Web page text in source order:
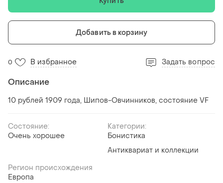
Добавить в корзину
0 В избранное Задать вопрос
Описание
10 рублей 1909 года, Шипов-Овчинников, состояние VF
Состояние:
Очень хорошее
Категории:
Бонистика
Антиквариат и коллекции
Регион происхождения
Европа